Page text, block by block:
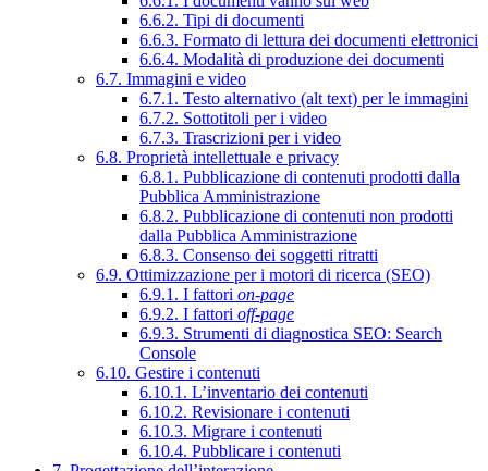
6.6.2. Tipi di documenti
6.6.3. Formato di lettura dei documenti elettronici
6.6.4. Modalità di produzione dei documenti
6.7. Immagini e video
6.7.1. Testo alternativo (alt text) per le immagini
6.7.2. Sottotitoli per i video
6.7.3. Trascrizioni per i video
6.8. Proprietà intellettuale e privacy
6.8.1. Pubblicazione di contenuti prodotti dalla
Pubblica Amministrazione
6.8.2. Pubblicazione di contenuti non prodotti
dalla Pubblica Amministrazione
6.8.3. Consenso dei soggetti ritratti
6.9. Ottimizzazione per i motori di ricerca (SEO)
6.9.1. I fattori on-page
6.9.2. I fattori off-page
6.9.3. Strumenti di diagnostica SEO: Search
Console
6.10. Gestire i contenuti
6.10.1. L’inventario dei contenuti
6.10.2. Revisionare i contenuti
6.10.3. Migrare i contenuti
6.10.4. Pubblicare i contenuti